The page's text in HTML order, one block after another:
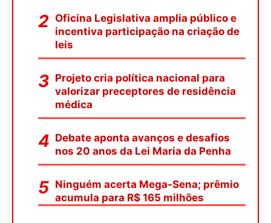
Oficina Legislativa amplia público e
incentiva participação na criação de
leis
Projeto cria política nacional para
valorizar preceptores de residência
médica
Debate aponta avanços e desafios
nos 20 anos da Lei Maria da Penha
Ninguém acerta Mega-Sena; prêmio
acumula para R$ 165 milhões